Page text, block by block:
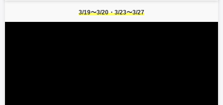
3/19〜3/20・3/23〜3/27